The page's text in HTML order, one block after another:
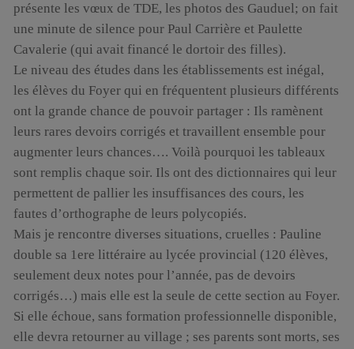
présente les vœux de TDE, les photos des Gauduel; on fait
une minute de silence pour Paul Carrière et Paulette
Cavalerie (qui avait financé le dortoir des filles).
Le niveau des études dans les établissements est inégal,
les élèves du Foyer qui en fréquentent plusieurs différents
ont la grande chance de pouvoir partager : Ils ramènent
leurs rares devoirs corrigés et travaillent ensemble pour
augmenter leurs chances…. Voilà pourquoi les tableaux
sont remplis chaque soir. Ils ont des dictionnaires qui leur
permettent de pallier les insuffisances des cours, les
fautes d’orthographe de leurs polycopiés.
Mais je rencontre diverses situations, cruelles : Pauline
double sa 1ere littéraire au lycée provincial (120 élèves,
seulement deux notes pour l’année, pas de devoirs
corrigés…) mais elle est la seule de cette section au Foyer.
Si elle échoue, sans formation professionnelle disponible,
elle devra retourner au village ; ses parents sont morts, ses